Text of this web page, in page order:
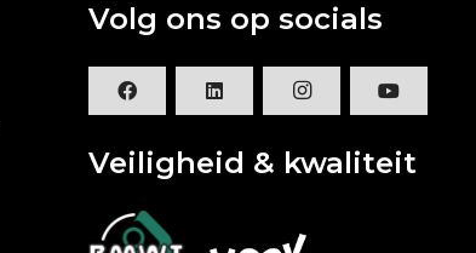
Volg ons op socials
Veiligheid & kwaliteit